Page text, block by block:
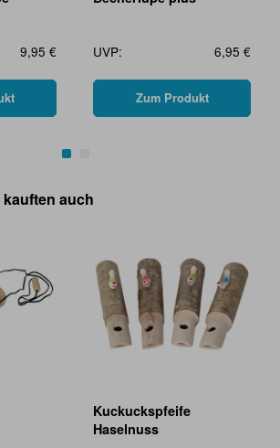
9,95 € UVP: 6,95 €
Zum Produkt
auch
Kuckuckspfeife
Haselnuss